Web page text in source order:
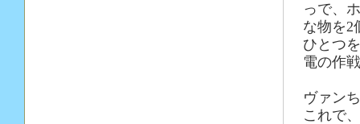
っで、
な物を2
ひとつ
電の作
ヴァン
これで